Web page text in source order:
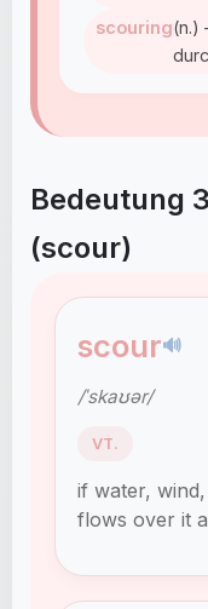
scouring(n.)
Bedeutung
(scour)
scour🔊
/ˈskaʊər/
VT.
if water,
flows over it